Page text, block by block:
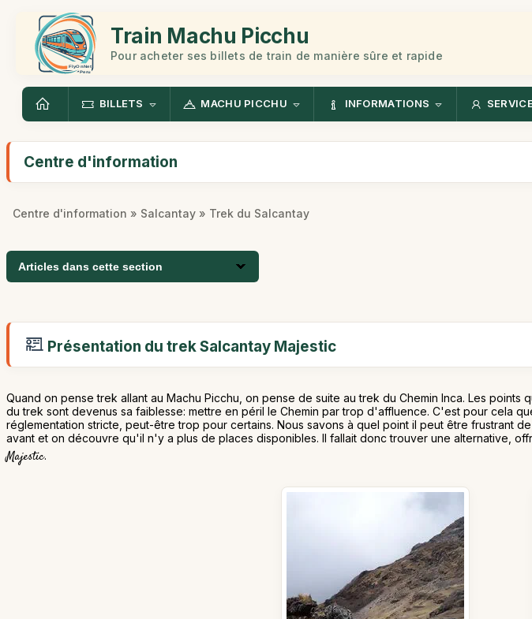
Train Machu Picchu
Pour acheter ses billets de train de manière sûre et rapide
BILLETS MACHU PICCHU INFORMATIONS
Centre d'information
Centre d'information » Salcantay » Trek du Salcantay
Articles dans cette section
Présentation du trek Salcantay Majestic
Quand on pense trek allant au Machu Picchu, on pense de suite au trek du Chemin Inca. Les
du trek sont devenus sa faiblesse: mettre en péril le Chemin par trop d'affluence. C'est pour cela
réglementation stricte, peut-être trop pour certains. Nous savons à quel point il peut être frustrant
avant et on découvre qu'il n'y a plus de places disponibles. Il fallait donc trouver une alternative,
Majestic.